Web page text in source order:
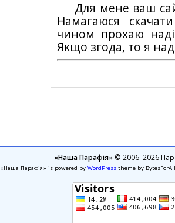
Для мене ваш
Намагаюся
чином прохаю
Якщо згода, то я
«Наша Парафія»© 2006–2026
«Наша Парафія» is powered by WordPresstheme by